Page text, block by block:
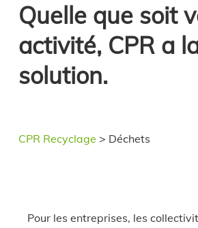
Quelle que soit
activité, CPR a
solution.
CPR Recyclage > Déchets
Pour les entreprises, les